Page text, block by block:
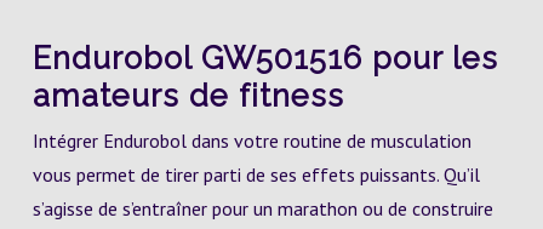
Endurobol GW501516 pour les
amateurs de fitness
Intégrer Endurobol dans votre routine de musculation
vous permet de tirer parti de ses effets puissants. Qu’il
s’agisse de s’entraîner pour un marathon ou de construire